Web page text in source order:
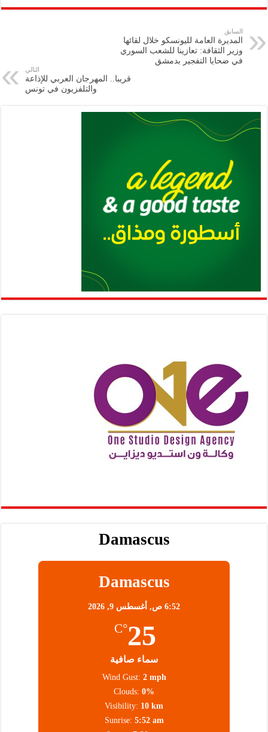
p
y
Li
n
eb
oo
k
tt
er
nt
at
s
A
p
gr
ai
ar
السابق
المديرة العامة لليونسكو خلال لقائها
وزير الثقافة: تعازينا للشعب السوري
في ضحايا التفجير بدمشق
التالي
قريبا.. المهرجان العربي للإذاعة
والتلفزيون في تونس
Damascus
Damascus
6:52 ص, أغسطس 9, 2026
25
°C
سماء صافية
Wind Gust: 2 mph
Clouds: 0%
Visibility: 10 km
Sunrise: 5:52 am